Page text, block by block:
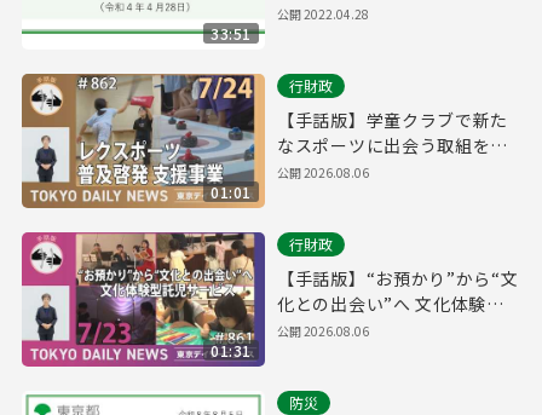
33:51
公開2022.04.28
01:01
行財政
【手話版】学童クラブで新た
なスポーツに出会う取組を開
始！（令和8年7月24日 東京デ
公開2026.08.06
01:31
行財政
【手話版】“お預かり”から“文
化との出会い”へ 文化体験型
託児サービス（令和8年7月23
公開2026.08.06
防災